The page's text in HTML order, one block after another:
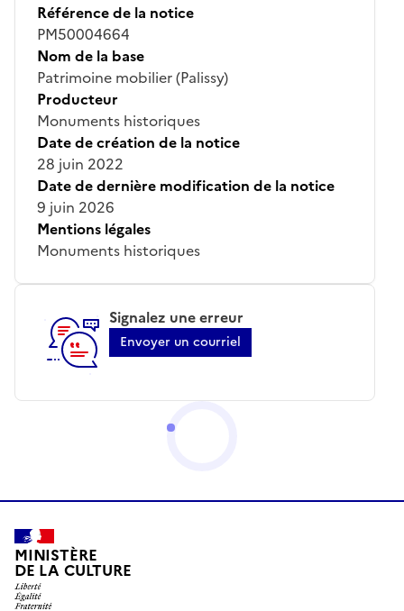
Référence de la notice
PM50004664
Nom de la base
Patrimoine mobilier (Palissy)
Producteur
Monuments historiques
Date de création de la notice
28 juin 2022
Date de dernière modification de la notice
9 juin 2026
Mentions légales
Monuments historiques
Signalez une erreur
Envoyer un courriel
MINISTÈRE
DE LA CULTURE